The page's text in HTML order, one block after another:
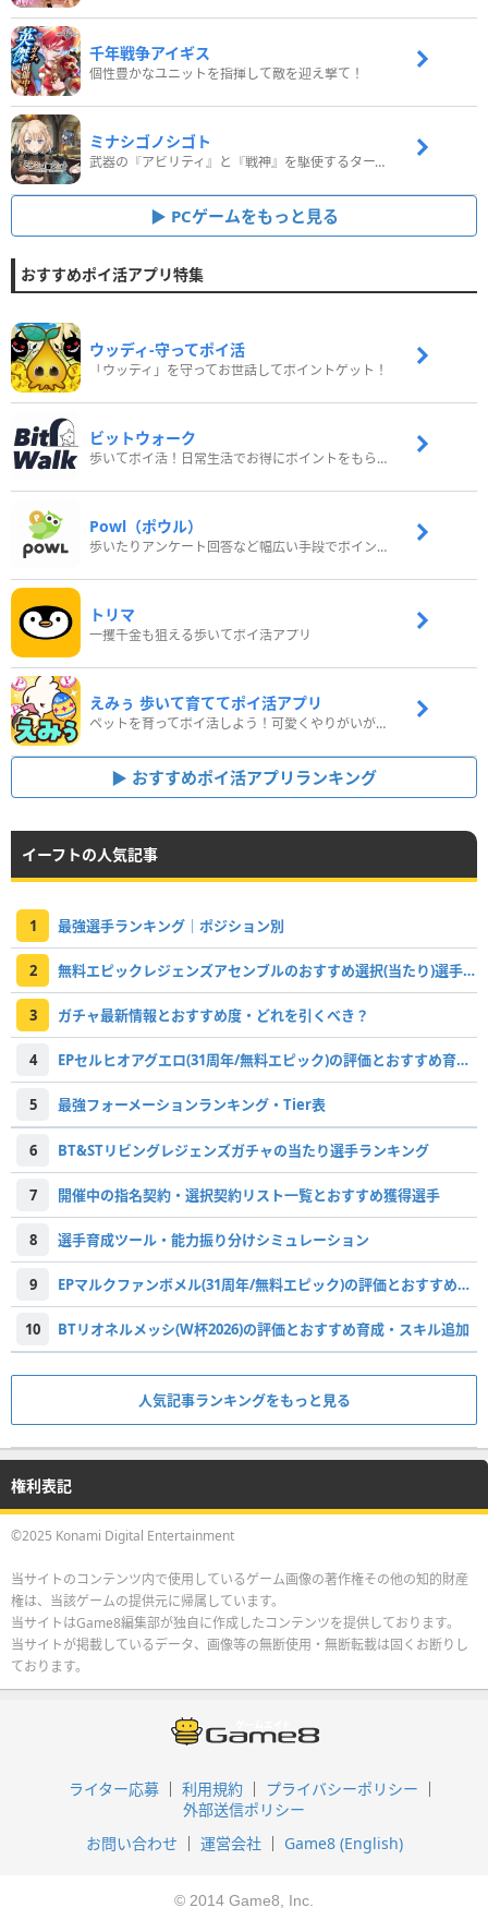
千年戦争アイギス
個性豊かなユニットを指揮して敵を迎え撃て！
ミナシゴノシゴト
武器の『アビリティ』と『戦神』を駆使するターン制コマンドバトルRPG！
PCゲームをもっと見る
おすすめポイ活アプリ特集
ウッディ‐守ってポイ活
「ウッディ」を守ってお世話してポイントゲット！
ビットウォーク
歩いてポイ活！日常生活でお得にポイントをもらおう
Powl（ポウル）
歩いたりアンケート回答など幅広い手段でポイントをゲット
トリマ
一攫千金も狙える歩いてポイ活アプリ
えみぅ 歩いて育ててポイ活アプリ
ペットを育ってポイ活しよう！可愛くやりがいがある新感覚アプリ
おすすめポイ活アプリランキング
イーフトの人気記事
1 最強選手ランキング｜ポジション別
2 無料エピックレジェンズアセンブルのおすすめ選択(当たり)選手ランキングと引き方
3 ガチャ最新情報とおすすめ度・どれを引くべき？
4 EPセルヒオアグエロ(31周年/無料エピック)の評価とおすすめ育成・スキル追加
5 最強フォーメーションランキング・Tier表
6 BT&STリビングレジェンズガチャの当たり選手ランキング
7 開催中の指名契約・選択契約リスト一覧とおすすめ獲得選手
8 選手育成ツール・能力振り分けシミュレーション
9 EPマルクファンボメル(31周年/無料エピック)の評価とおすすめ育成・スキル追加
10 BTリオネルメッシ(W杯2026)の評価とおすすめ育成・スキル追加
人気記事ランキングをもっと見る
権利表記
©2025 Konami Digital Entertainment
当サイトのコンテンツ内で使用しているゲーム画像の著作権その他の知的財産
権は、当該ゲームの提供元に帰属しています。
当サイトはGame8編集部が独自に作成したコンテンツを提供しております。
当サイトが掲載しているデータ、画像等の無断使用・無断転載は固くお断りし
ております。
ライター応募 利用規約
プライバシーポリシー
外部送信ポリシー
お問い合わせ
運営会社 Game8 (English)
© 2014 Game8, Inc.